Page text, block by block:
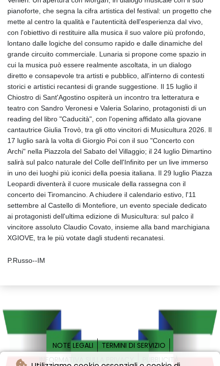
pianoforte, che segna la cifra artistica del festival: un progetto che
mette al centro la qualità e l'autenticità dell'esperienza dal vivo,
con l'obiettivo di restituire alla musica il suo valore più profondo,
lontano dalle logiche del consumo rapido e dalle dinamiche del
grande circuito commerciale. Lunaria si propone come spazio in
cui la musica può essere realmente ascoltata, in un dialogo
diretto e consapevole tra artisti e pubblico, all'interno di contesti
storici e artistici recantesi di grande suggestione. Il 15 luglio il
Chiostro di Sant'Agostino ospiterà un incontro tra letteratura e
teatro con Sandro Veronesi e Valeria Solarino, protagonisti di un
reading del libro "Caducità", con l'opening affidato alla giovane
cantautrice Giulia Trovò, tra gli otto vincitori di Musicultura 2026. Il
17 luglio sarà la volta di Giorgio Poi con il suo "Concerto con
Archi" nella Piazzola del Sabato del Villaggio; il 24 luglio Dimartino
salirà sul palco naturale del Colle dell'Infinito per un live immerso
in uno dei luoghi più iconici della poesia italiana. Il 29 luglio Piazza
Leopardi diventerà il cuore musicale della rassegna con il
concerto dei Tiromancino. A chiudere il calendario estivo, l'11
settembre al Castello di Montefiore, un evento speciale dedicato
ai protagonisti dell'ultima edizione di Musicultura: sul palco il
vincitore assoluto Claudio Covato, insieme alla band marchigiana
XGIOVE, tra le più votate dagli studenti recanatesi.
P.Russo--IM
NOTE LEGALI
TERMINI DI SERVIZIO
INFORMATIVA SULLA PRIVACY
PUBBLICITÀ